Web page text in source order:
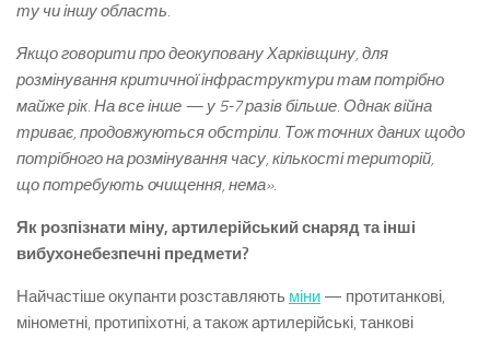
ту чи іншу область.
Якщо говорити про деокуповану Харківщину, для
розмінування критичної інфраструктури там потрібно
майже рік. На все інше — у 5-7 разів більше. Однак війна
триває, продовжуються обстріли. Тож точних даних щодо
потрібного на розмінування часу, кількості територій,
що потребують очищення, нема».
Як розпізнати міну, артилерійський снаряд та інші
вибухонебезпечні предмети?
Найчастіше окупанти розставляють міни — протитанкові,
мінометні, протипіхотні, а також артилерійські, танкові